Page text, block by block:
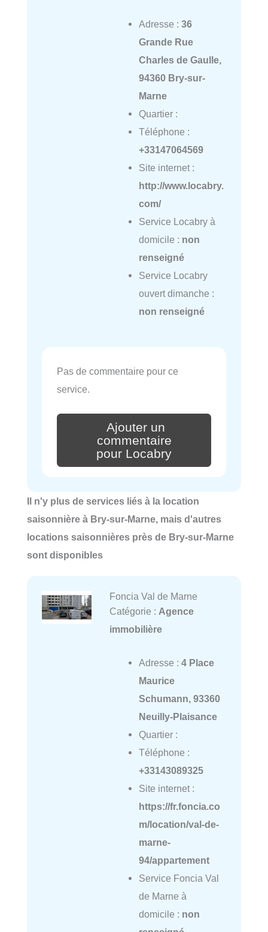
Adresse : 36
Grande Rue
Charles de Gaulle,
94360 Bry-sur-
Marne
Quartier :
Téléphone :
+33147064569
Site internet :
http://www.locabry.
com/
Service Locabry à
domicile : non
renseigné
Service Locabry
ouvert dimanche :
non renseigné
Pas de commentaire pour ce
service.
Ajouter un
commentaire
pour Locabry
Il n'y plus de services liés à la location
saisonnière à Bry-sur-Marne, mais d'autres
locations saisonnières près de Bry-sur-Marne
sont disponibles
Foncia Val de Marne
Catégorie : Agence
immobilière
Adresse : 4 Place
Maurice
Schumann, 93360
Neuilly-Plaisance
Quartier :
Téléphone :
+33143089325
Site internet :
https://fr.foncia.co
m/location/val-de-
marne-
94/appartement
Service Foncia Val
de Marne à
domicile : non